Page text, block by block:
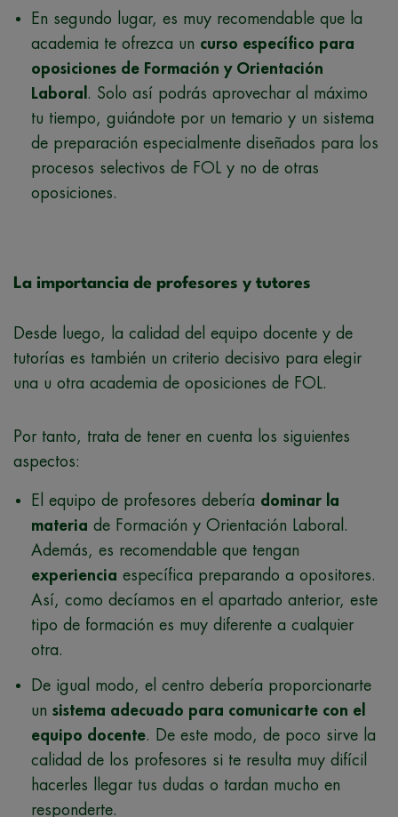
En segundo lugar, es muy recomendable que la
academia te ofrezca un curso específico para
oposiciones de Formación y Orientación
Laboral . Solo así podrás aprovechar al máximo
tu tiempo, guiándote por un temario y un sistema
de preparación especialmente diseñados para los
procesos selectivos de FOL y no de otras
oposiciones.
La importancia de profesores y tutores
Desde luego, la calidad del equipo docente y de
tutorías es también un criterio decisivo para elegir
una u otra academia de oposiciones de FOL.
Por tanto, trata de tener en cuenta los siguientes
aspectos:
El equipo de profesores debería dominar la
materia de Formación y Orientación Laboral.
Además, es recomendable que tengan
experiencia específica preparando a opositores.
Así, como decíamos en el apartado anterior, este
tipo de formación es muy diferente a cualquier
otra.
De igual modo, el centro debería proporcionarte
un sistema adecuado para comunicarte con el
equipo docente. De este modo, de poco sirve la
calidad de los profesores si te resulta muy difícil
hacerles llegar tus dudas o tardan mucho en
responderte.